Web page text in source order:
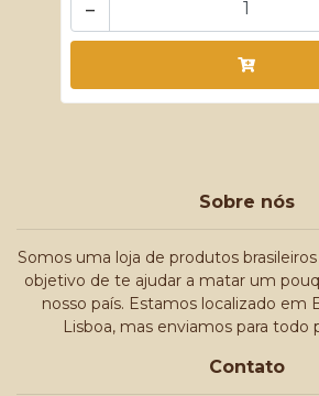
Sobre nós
Somos uma loja de produtos
objetivo de te ajudar a matar um
nosso país. Estamos localizado em
Lisboa, mas enviamos para todo
Contato